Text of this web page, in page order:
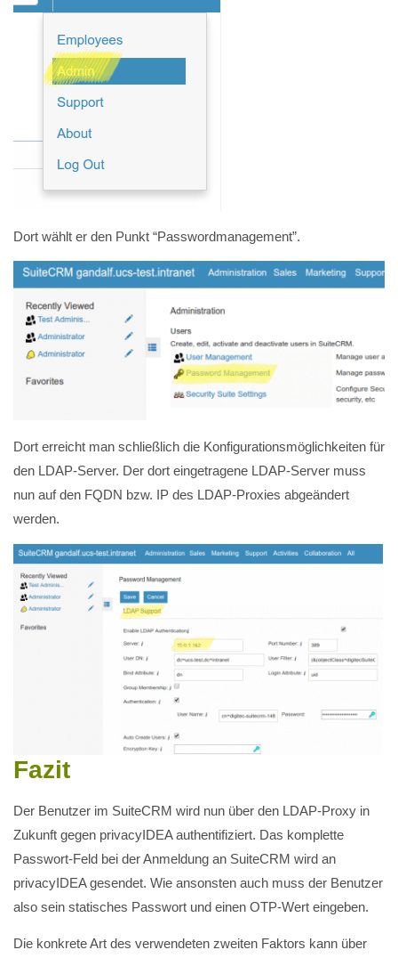
Dort wählt er den Punkt “Passwordmanagement”.
Dort erreicht man schließlich die Konfigurationsmöglichkeiten für
den LDAP-Server. Der dort eingetragene LDAP-Server muss
nun auf den FQDN bzw. IP des LDAP-Proxies abgeändert
werden.
Fazit
Der Benutzer im SuiteCRM wird nun über den LDAP-Proxy in
Zukunft gegen privacyIDEA authentifiziert. Das komplette
Passwort-Feld bei der Anmeldung an SuiteCRM wird an
privacyIDEA gesendet. Wie ansonsten auch muss der Benutzer
also sein statisches Passwort und einen OTP-Wert eingeben.
Die konkrete Art des verwendeten zweiten Faktors kann über